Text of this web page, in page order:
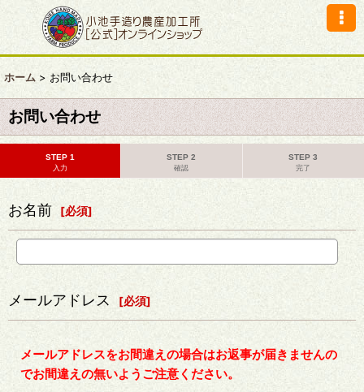
ホーム > お問い合わせ
お問い合わせ
STEP 1
入力
STEP 2
確認
STEP 3
完了
お名前 [必須]
メールアドレス [必須]
メールアドレスをお間違えの場合はお返事が届きませんの
でお間違えの無いようご注意ください。